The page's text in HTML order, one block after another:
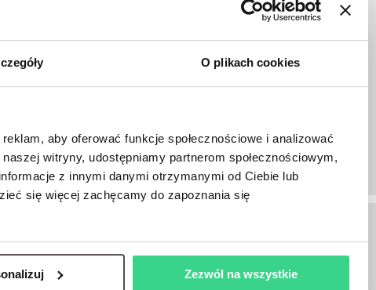
O plikach cookies
aby oferować funkcje społecznościowe i analizować
witryny, udostępniamy partnerom społecznościowym,
z innymi danymi otrzymanymi od Ciebie lub
się więcej zachęcamy do zapoznania się
Zezwól na wszystkie